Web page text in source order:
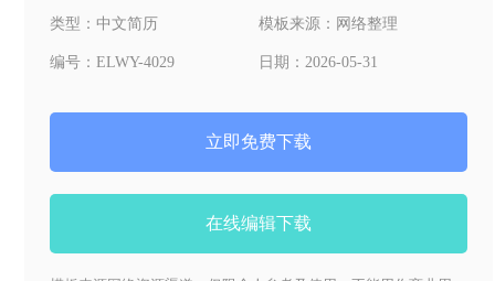
类型：中文简历 模板来源： 网络整理
编号：ELWY-4029 日期： 2026-05-31
立即免费下载
在线编辑下载